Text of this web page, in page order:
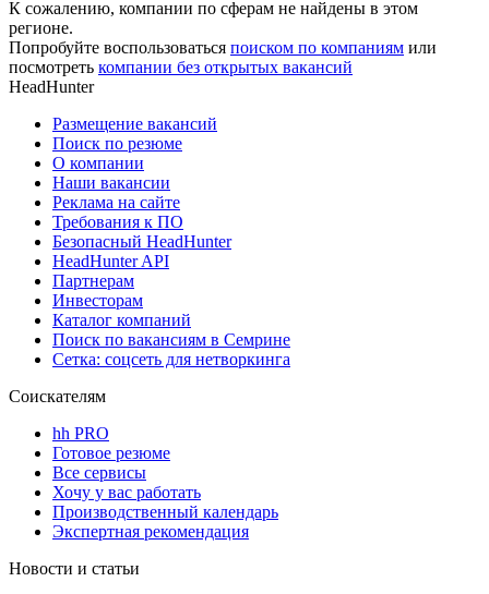
К сожалению, компании по сферам не найдены в этом
регионе.
Попробуйте воспользоваться поиском по компаниям или
посмотреть компании без открытых вакансий
HeadHunter
Размещение вакансий
Поиск по резюме
О компании
Наши вакансии
Реклама на сайте
Требования к ПО
Безопасный HeadHunter
HeadHunter API
Партнерам
Инвесторам
Каталог компаний
Поиск по вакансиям в Семрине
Сетка: соцсеть для нетворкинга
Соискателям
hh PRO
Готовое резюме
Все сервисы
Хочу у вас работать
Производственный календарь
Экспертная рекомендация
Новости и статьи